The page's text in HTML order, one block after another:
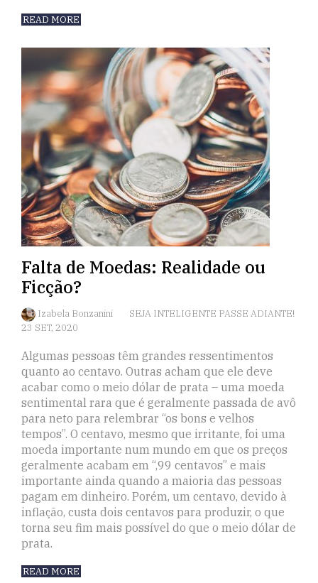
READ MORE
Falta de Moedas: Realidade ou
Ficção?
Izabela Bonzanini
SEJA INTELIGENTE PASSE ADIANTE!
23 SET, 2020
Algumas pessoas têm grandes ressentimentos
quanto ao centavo. Outras acham que ele deve
acabar como o meio dólar de prata – uma moeda
sentimental rara que é geralmente passada de avô
para neto para relembrar “os bons e velhos
tempos”. O centavo, mesmo que irritante, foi uma
moeda importante num mundo em que os preços
geralmente acabam em “,99 centavos” e mais
importante ainda quando a maioria das pessoas
pagam em dinheiro. Porém, um centavo, devido à
inflação, custa dois centavos para produzir, o que
torna seu fim mais possível do que o meio dólar de
prata.
READ MORE